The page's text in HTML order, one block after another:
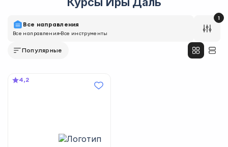
Все направления
Все направленияВсе инструменты
1
Популярные
4,2